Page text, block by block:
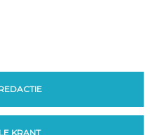
KRANT